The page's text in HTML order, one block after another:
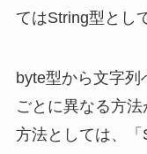
てはString型とし
byte型から文字
ごとに異なる方
方法としては、